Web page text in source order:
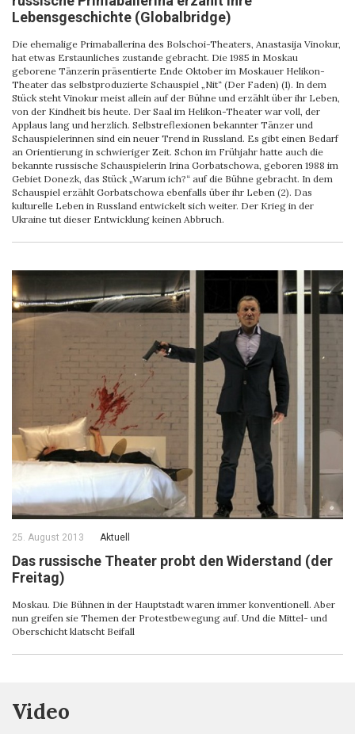
Lebensgeschichte (Globalbridge)
Die ehemalige Primaballerina des Bolschoi-Theaters, Anastasija Vinokur,
hat etwas Erstaunliches zustande gebracht. Die 1985 in Moskau
geborene Tänzerin präsentierte Ende Oktober im Moskauer Helikon-
Theater das selbstproduzierte Schauspiel „Nit“ (Der Faden) (1). In dem
Stück steht Vinokur meist allein auf der Bühne und erzählt über ihr Leben,
von der Kindheit bis heute. Der Saal im Helikon-Theater war voll, der
Applaus lang und herzlich. Selbstreflexionen bekannter Tänzer und
Schauspielerinnen sind ein neuer Trend in Russland. Es gibt einen Bedarf
an Orientierung in schwieriger Zeit. Schon im Frühjahr hatte auch die
bekannte russische Schauspielerin Irina Gorbatschowa, geboren 1988 im
Gebiet Donezk, das Stück „Warum ich?“ auf die Bühne gebracht. In dem
Schauspiel erzählt Gorbatschowa ebenfalls über ihr Leben (2). Das
kulturelle Leben in Russland entwickelt sich weiter. Der Krieg in der
Ukraine tut dieser Entwicklung keinen Abbruch.
25. August 2013 Aktuell
Das russische Theater probt den Widerstand (der
Freitag)
Moskau. Die Bühnen in der Hauptstadt waren immer konventionell. Aber
nun greifen sie Themen der Protestbewegung auf. Und die Mittel- und
Oberschicht klatscht Beifall
Video